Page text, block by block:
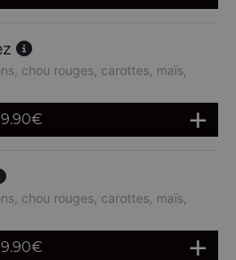
chou rouges, carottes, maïs,
9.90€
chou rouges, carottes, maïs,
9.90€